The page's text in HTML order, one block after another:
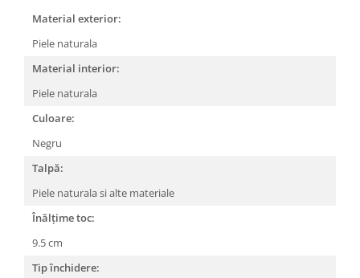
Material exterior:
Piele naturala
Material interior:
Piele naturala
Culoare:
Negru
Talpă:
Piele naturala si alte materiale
Înălțime toc:
9.5 cm
Tip închidere: